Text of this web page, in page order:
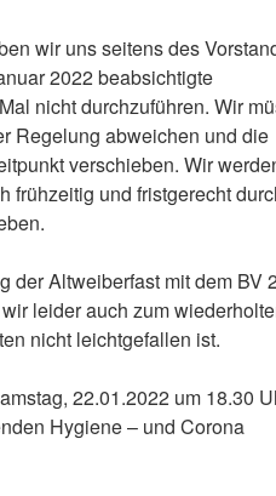
wir uns seitens des
2022 beabsichtigte
nicht durchzuführen. Wir
Regelung abweichen und die
verschieben. Wir
frühzeitig und fristgerecht
der Altweiberfast mit dem BV
leider auch zum
nicht leichtgefallen ist.
22.01.2022 um 18.30
Hygiene – und Corona